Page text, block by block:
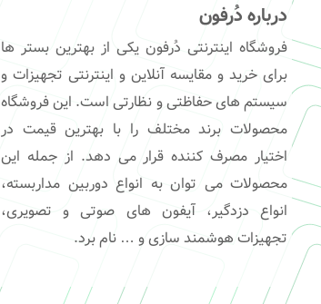
درباره دُرفون
فروشگاه اینترنتی دُرفون یکی از بهترین بستر ها
برای خرید و مقایسه آنلاین و اینترنتی تجهیزات و
سیستم های حفاظتی و نظارتی است. این فروشگاه
محصولات برند مختلف را با بهترین قیمت در
اختیار مصرف کننده قرار می دهد. از جمله این
محصولات می توان به انواع دوربین مداربسته،
انواع دزدگیر، آیفون های صوتی و تصویری،
تجهیزات هوشمند سازی و … نام برد.